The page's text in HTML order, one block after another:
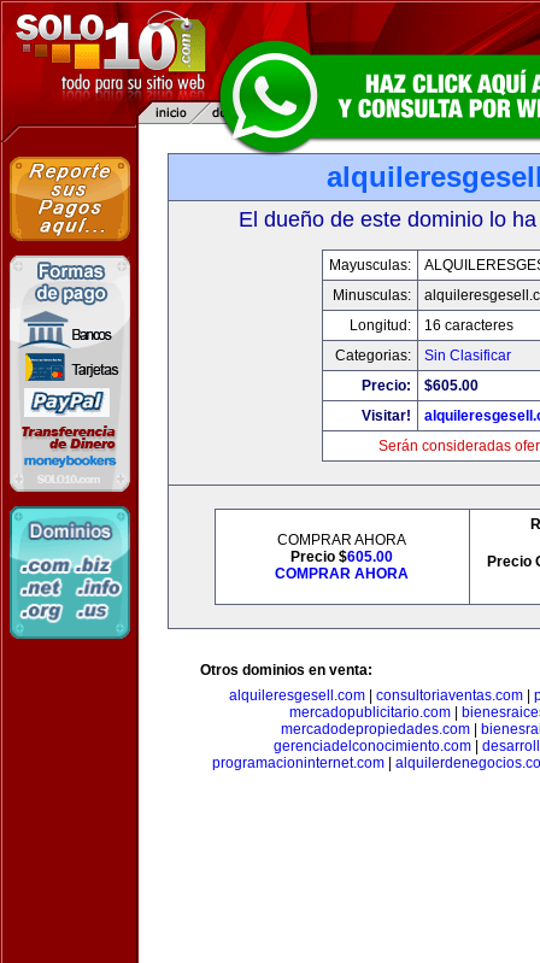
El dueño de este dominio lo
Mayusculas:
Minusculas:
Longitud:
16 caracteres
Categorias:
Sin Clasificar
Precio:
$605.00
Visitar!
Serán consideradas
COMPRAR AHORA
Precio $605.00
COMPRAR AHORA
Precio
Otros dominios en venta:
alquileresgesell.com
consultoriaventas.com
mercadopublicitario.com|
mercadodepropiedades.com
gerenciadelconocimiento.com|
programacioninternet.com|